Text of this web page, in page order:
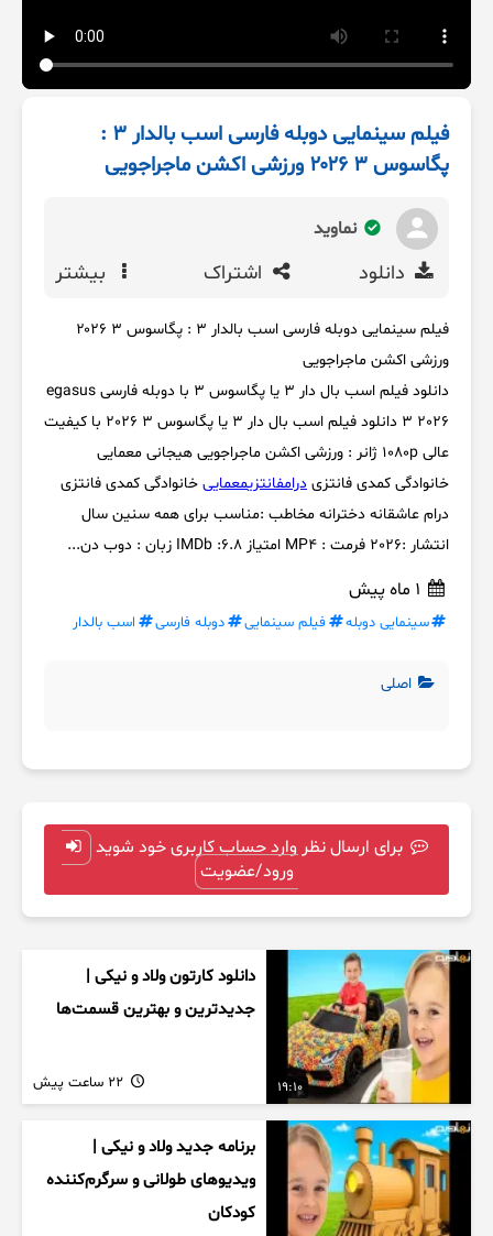
فیلم سینمایی دوبله فارسی اسب بالدار ۳ :
پگاسوس ۳ ۲۰۲۶ ورزشی اکشن ماجراجویی
نماوید
دانلود اشتراک بیشتر
فیلم سینمایی دوبله فارسی اسب بالدار ۳ : پگاسوس ۳ ۲۰۲۶
ورزشی اکشن ماجراجویی
دانلود فیلم اسب بال دار 3 یا پگاسوس ۳ با دوبله فارسی egasus
3 2026 دانلود فیلم اسب بال دار 3 یا پگاسوس ۳ 2026 با کیفیت
عالی 1080p ژانر : ورزشی اکشن ماجراجویی هیجانی معمایی
خانوادگی کمدی فانتزی درامفانتزیمعمایی خانوادگی کمدی فانتزی
درام عاشقانه دخترانه مخاطب :مناسب برای همه سنین سال
انتشار :2026 فرمت : MP4 امتیاز IMDb :6.8 زبان : دوب دن...
سینمایی دوبله فیلم سینمایی دوبله فارسی اسب بالدار
اصلی
برای ارسال نظر وارد حساب کاربری خود شوید
ورود/عضویت
19:10
دانلود کارتون ولاد و نیکی |
جدیدترین و بهترین قسمت‌ها
برنامه جدید ولاد و نیکی |
ویدیوهای طولانی و سرگرم‌کننده
کودکان